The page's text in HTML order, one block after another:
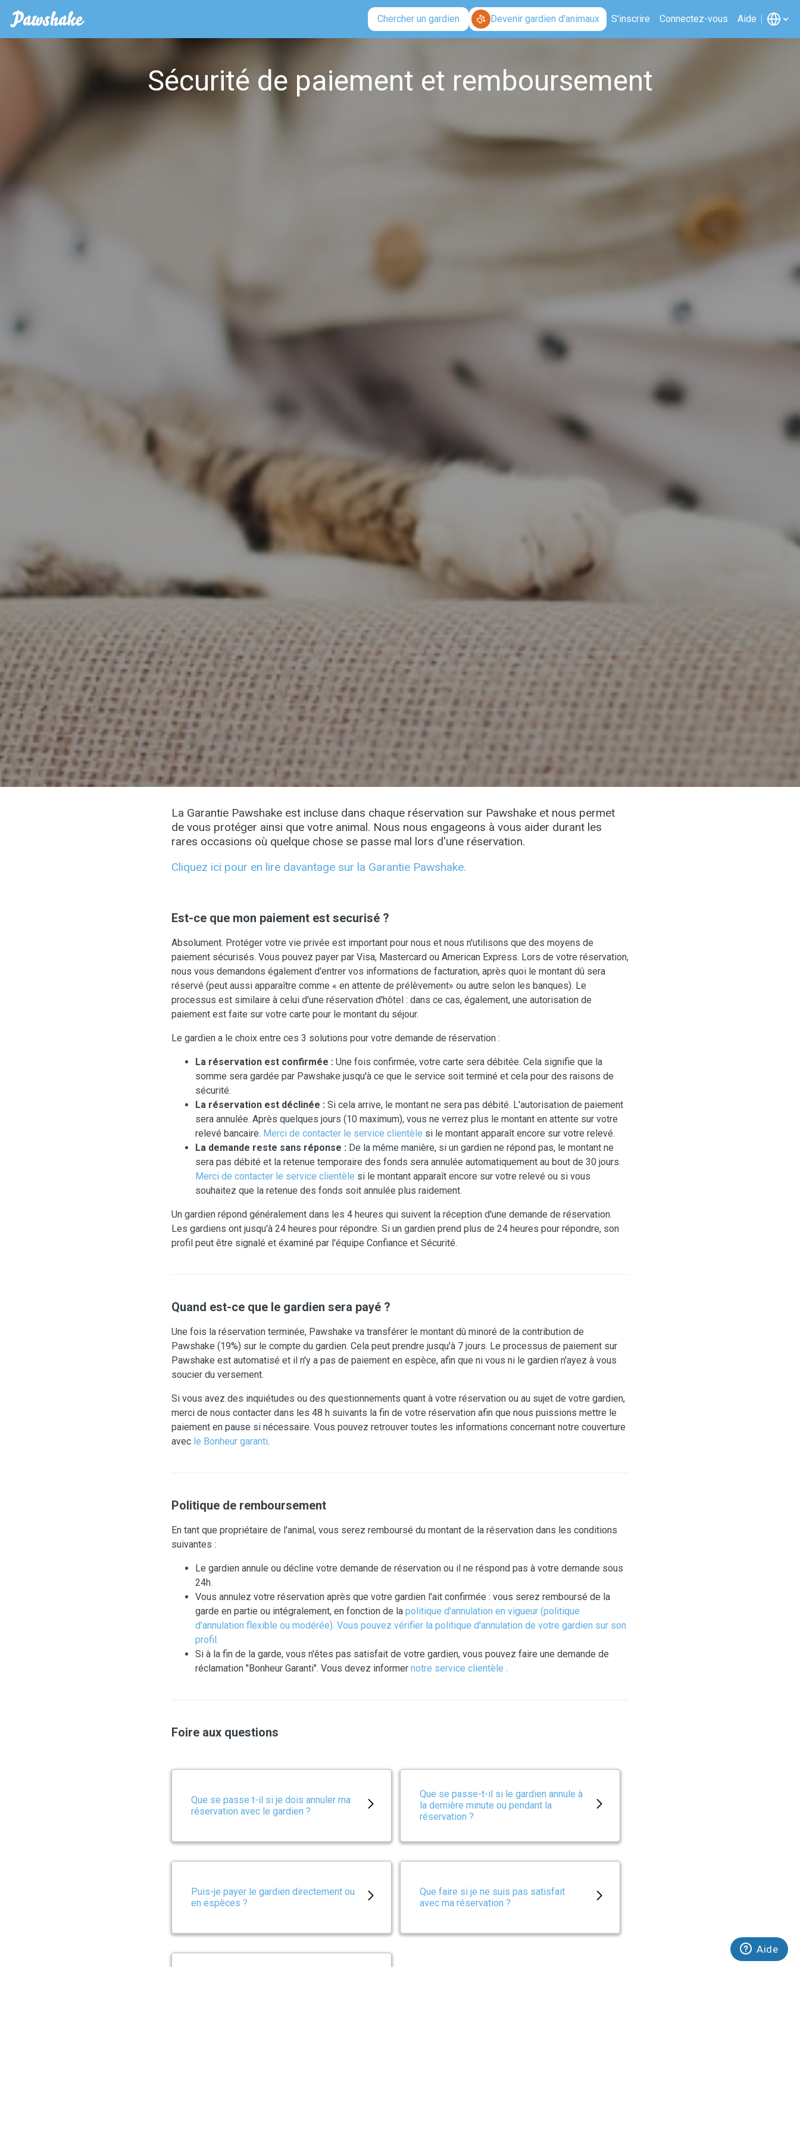
Chercher un gardien Devenir gardien d'animaux S'inscrire Connectez-vous Aide
Sécurité de paiement et remboursement
La Garantie Pawshake est incluse dans chaque réservation sur Pawshake et nous permet
de vous protéger ainsi que votre animal. Nous nous engageons à vous aider durant les
rares occasions où quelque chose se passe mal lors d'une réservation.
Cliquez ici pour en lire davantage sur la Garantie Pawshake.
Est-ce que mon paiement est securisé ?
Absolument. Protéger votre vie privée est important pour nous et nous n'utilisons que des moyens de
paiement sécurisés. Vous pouvez payer par Visa, Mastercard ou American Express. Lors de votre réservation,
nous vous demandons également d'entrer vos informations de facturation, après quoi le montant dû sera
réservé (peut aussi apparaître comme « en attente de prélèvement» ou autre selon les banques). Le
processus est similaire à celui d'une réservation d'hôtel : dans ce cas, également, une autorisation de
paiement est faite sur votre carte pour le montant du séjour.
Le gardien a le choix entre ces 3 solutions pour votre demande de réservation :
La réservation est confirmée : Une fois confirmée, votre carte sera débitée. Cela signifie que la
somme sera gardée par Pawshake jusqu'à ce que le service soit terminé et cela pour des raisons de
sécurité.
La réservation est déclinée : Si cela arrive, le montant ne sera pas débité. L'autorisation de paiement
sera annulée. Après quelques jours (10 maximum), vous ne verrez plus le montant en attente sur votre
relevé bancaire. Merci de contacter le service clientèle si le montant apparaît encore sur votre relevé.
La demande reste sans réponse : De la même manière, si un gardien ne répond pas, le montant ne
sera pas débité et la retenue temporaire des fonds sera annulée automatiquement au bout de 30 jours.
Merci de contacter le service clientèle si le montant apparaît encore sur votre relevé ou si vous
souhaitez que la retenue des fonds soit annulée plus raidement.
Un gardien répond généralement dans les 4 heures qui suivent la réception d'une demande de réservation.
Les gardiens ont jusqu'à 24 heures pour répondre. Si un gardien prend plus de 24 heures pour répondre, son
profil peut être signalé et éxaminé par l'équipe Confiance et Sécurité.
Quand est-ce que le gardien sera payé ?
Une fois la réservation terminée, Pawshake va transférer le montant dû minoré de la contribution de
Pawshake (19%) sur le compte du gardien. Cela peut prendre jusqu'à 7 jours. Le processus de paiement sur
Pawshake est automatisé et il n'y a pas de paiement en espèce, afin que ni vous ni le gardien n'ayez à vous
soucier du versement.
Si vous avez des inquiétudes ou des questionnements quant à votre réservation ou au sujet de votre gardien,
merci de nous contacter dans les 48 h suivants la fin de votre réservation afin que nous puissions mettre le
paiement en pause si nécessaire. Vous pouvez retrouver toutes les informations concernant notre couverture
avec le Bonheur garanti.
Politique de remboursement
En tant que propriétaire de l'animal, vous serez remboursé du montant de la réservation dans les conditions
suivantes :
Le gardien annule ou décline votre demande de réservation ou il ne réspond pas à votre demande sous
24h.
Vous annulez votre réservation après que votre gardien l'ait confirmée : vous serez remboursé de la
garde en partie ou intégralement, en fonction de la politique d'annulation en vigueur (politique
d'annulation flexible ou modérée). Vous pouvez vérifier la politique d'annulation de votre gardien sur son
profil.
Si à la fin de la garde, vous n'êtes pas satisfait de votre gardien, vous pouvez faire une demande de
réclamation "Bonheur Garanti". Vous devez informer notre service clientèle .
Foire aux questions
Que se passe t-il si je dois annuler ma
réservation avec le gardien ?
Que se passe-t-il si le gardien annule à
la dernière minute ou pendant la
réservation ?
Puis-je payer le gardien directement ou
en espèces ?
Que faire si je ne suis pas satisfait
avec ma réservation ?
Aide